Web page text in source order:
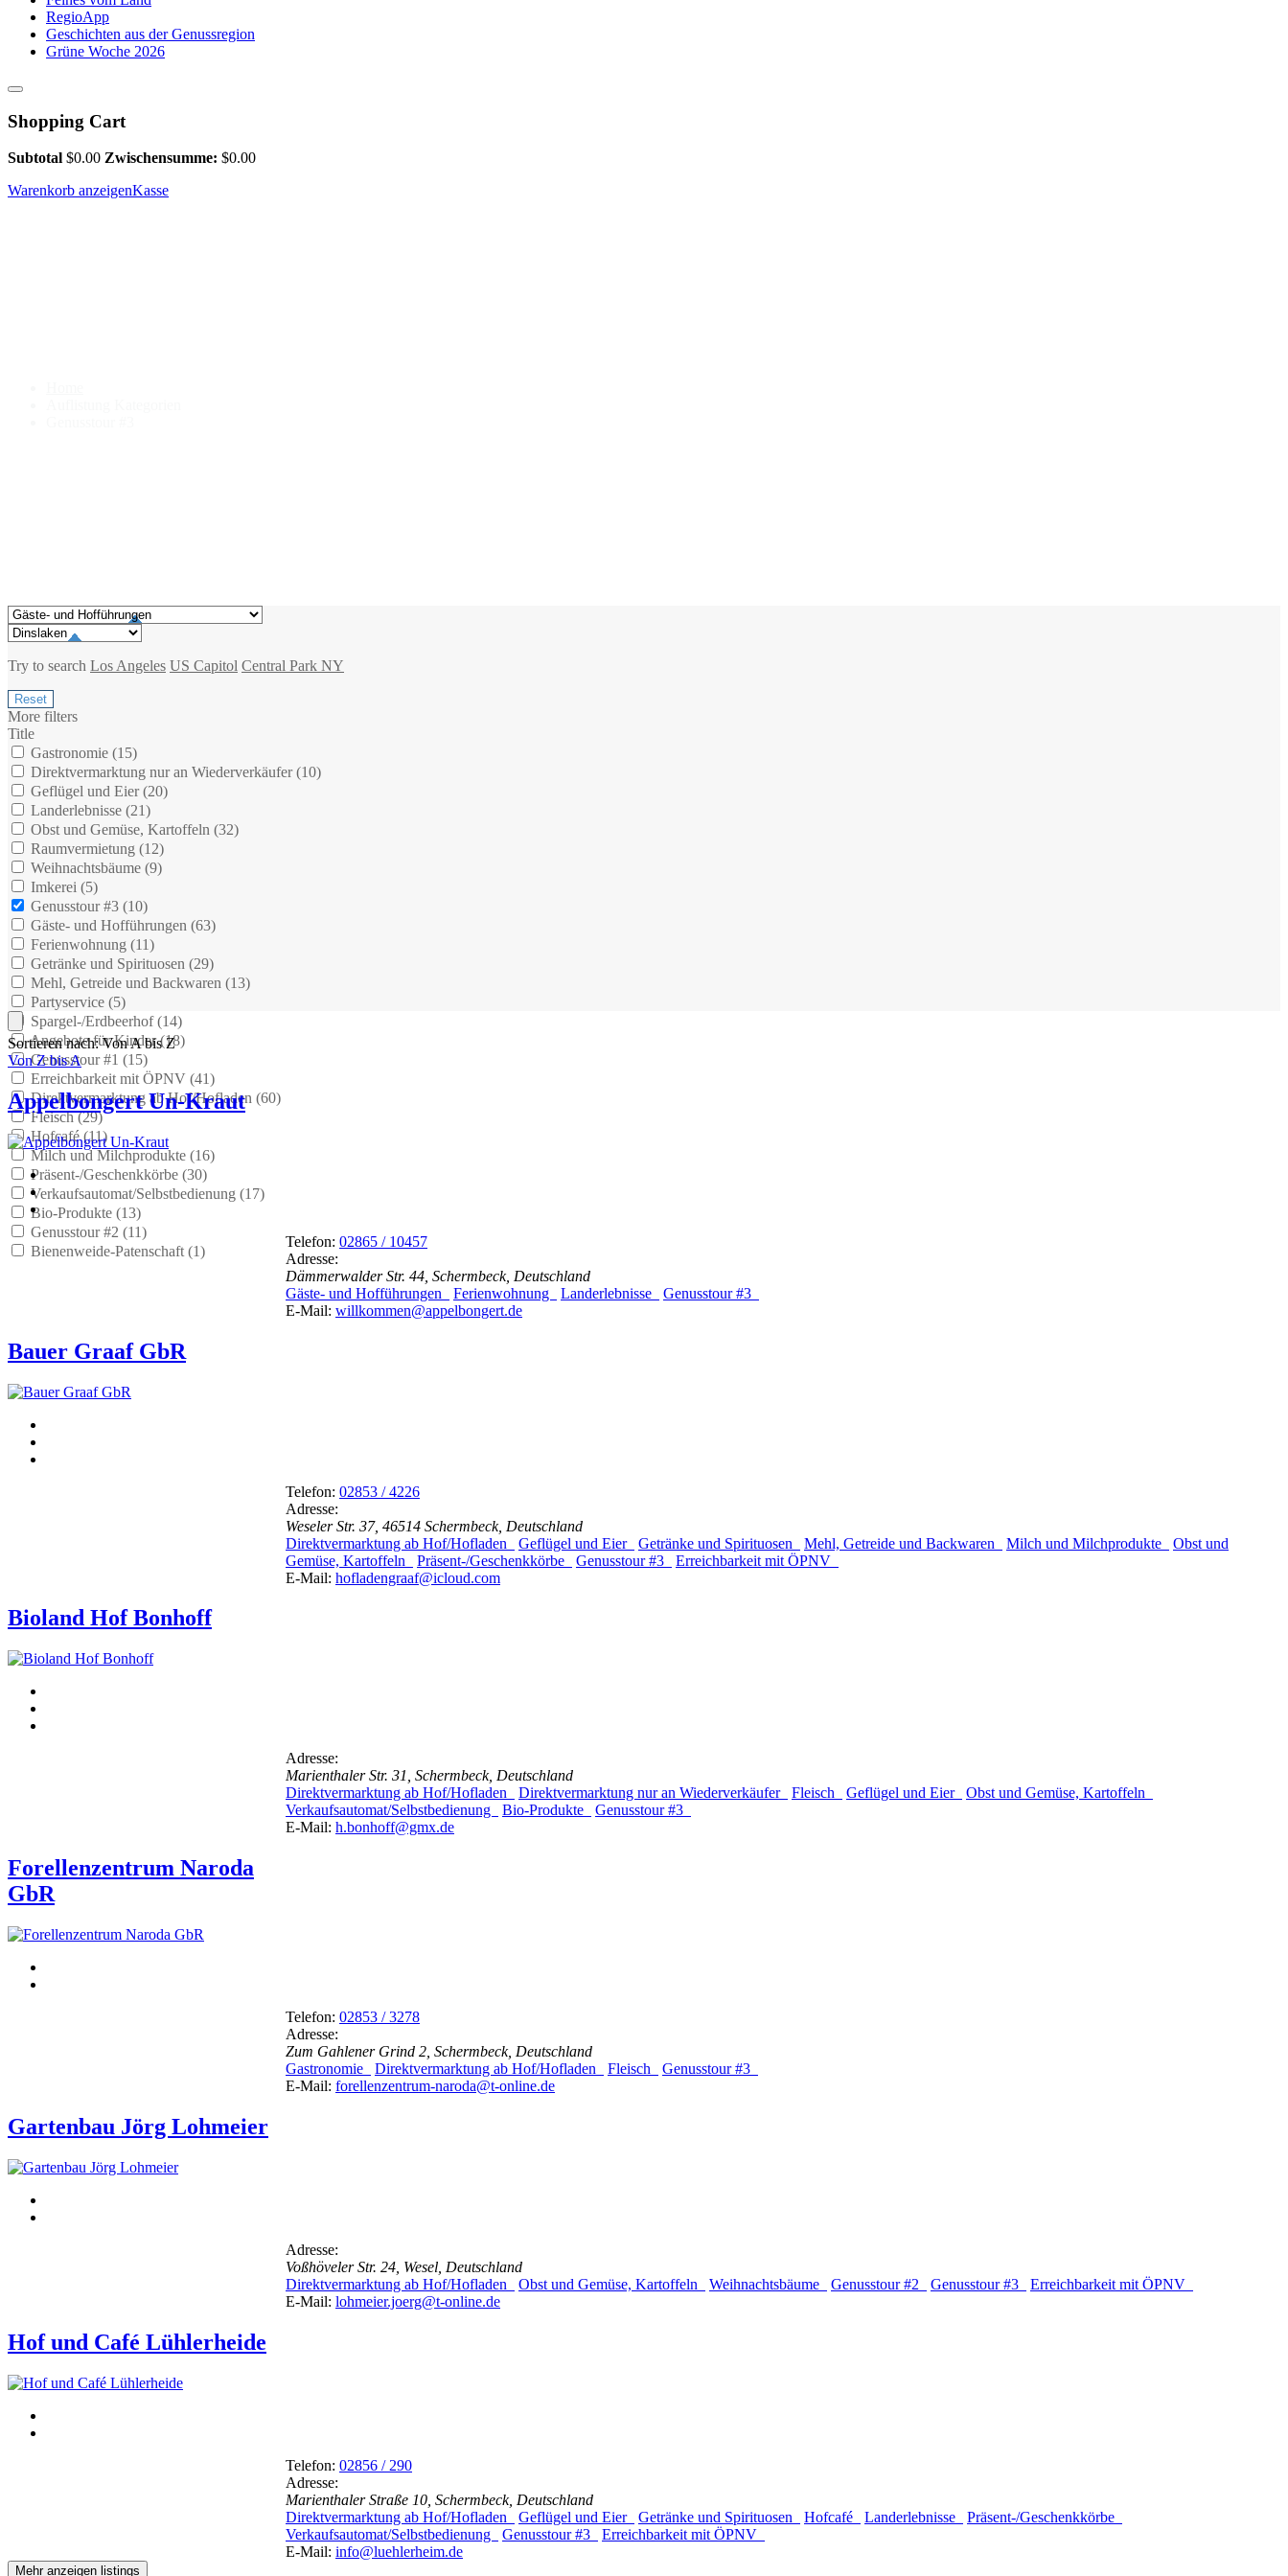
RegioApp
Geschichten aus der Genussregion
Grüne Woche 2026
Shopping Cart
Subtotal $0.00 Zwischensumme: $0.00
Warenkorb anzeigenKasse
Try to search Los Angeles US Capitol Central Park NY
More filters
Title
Gastronomie (15)
Direktvermarktung nur an Wiederverkäufer (10)
Geflügel und Eier (20)
Landerlebnisse (21)
Obst und Gemüse, Kartoffeln (32)
Raumvermietung (12)
Weihnachtsbäume (9)
Imkerei (5)
Genusstour #3 (10)
Gäste- und Hofführungen (63)
Ferienwohnung (11)
Getränke und Spirituosen (29)
Mehl, Getreide und Backwaren (13)
Partyservice (5)
Spargel-/Erdbeerhof (14)
Angebote für Kinder (18)
Genusstour #1 (15)
Erreichbarkeit mit ÖPNV (41)
Direktvermarktung ab Hof/Hofladen (60)
Fleisch (29)
Hofcafé (11)
Milch und Milchprodukte (16)
Präsent-/Geschenkkörbe (30)
Verkaufsautomat/Selbstbedienung (17)
Bio-Produkte (13)
Genusstour #2 (11)
Bienenweide-Patenschaft (1)
Sortieren nach: Von A bis Z
Von Z bis A
Appelbongert Un-Kraut
Telefon: 02865 / 10457
Adresse:
Dämmerwalder Str. 44, Schermbeck, Deutschland
Gäste- und Hofführungen
Ferienwohnung Landerlebnisse
Genusstour #3
E-Mail: willkommen@appelbongert.de
Bauer Graaf GbR
Telefon: 02853 / 4226
Adresse:
Weseler Str. 37, 46514 Schermbeck, Deutschland
Direktvermarktung ab Hof/Hofladen
Geflügel und Eier Getränke und Spirituosen Mehl, Getreide und Backwaren Milch und Milchprodukte
Obst und
Gemüse, Kartoffeln
Präsent-/Geschenkkörbe Genusstour #3
Erreichbarkeit mit ÖPNV
E-Mail: hofladengraaf@icloud.com
Bioland Hof Bonhoff
Adresse:
Marienthaler Str. 31, Schermbeck, Deutschland
Direktvermarktung ab Hof/Hofladen
Direktvermarktung nur an Wiederverkäufer Fleisch Geflügel und Eier
Obst und Gemüse, Kartoffeln
Verkaufsautomat/Selbstbedienung
Bio-Produkte
Genusstour #3
E-Mail: h.bonhoff@gmx.de
Forellenzentrum Naroda
GbR
Telefon: 02853 / 3278
Adresse:
Zum Gahlener Grind 2, Schermbeck, Deutschland
Gastronomie
Direktvermarktung ab Hof/Hofladen Fleisch
Genusstour #3
E-Mail: forellenzentrum-naroda@t-online.de
Gartenbau Jörg Lohmeier
Adresse:
Voßhöveler Str. 24, Wesel, Deutschland
Direktvermarktung ab Hof/Hofladen
Obst und Gemüse, Kartoffeln Weihnachtsbäume Genusstour #2 Genusstour #3
Erreichbarkeit mit ÖPNV
E-Mail: lohmeier.joerg@t-online.de
Hof und Café Lühlerheide
Telefon: 02856 / 290
Adresse:
Marienthaler Straße 10, Schermbeck, Deutschland
Direktvermarktung ab Hof/Hofladen
Geflügel und Eier Getränke und Spirituosen Hofcafé Landerlebnisse
Präsent-/Geschenkkörbe
Verkaufsautomat/Selbstbedienung
Genusstour #3
Erreichbarkeit mit ÖPNV
E-Mail: info@luehlerheim.de
Mehr anzeigen listings